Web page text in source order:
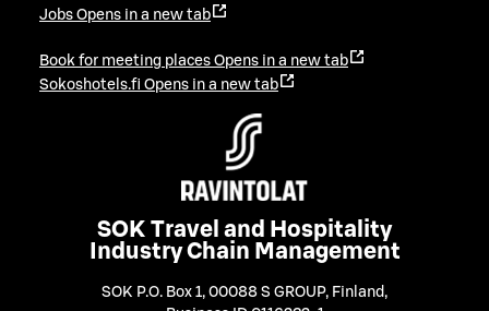
Jobs Opens in a new tab
Book for meeting places Opens in a new tab
Sokoshotels.fi Opens in a new tab
SOK Travel and Hospitality
Industry Chain Management
SOK P.O. Box 1, 00088 S GROUP, Finland ,